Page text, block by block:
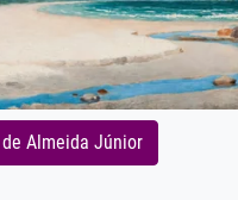
Almeida Júnior